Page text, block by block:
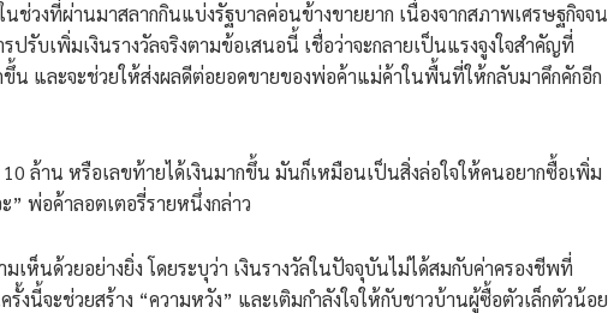
ช่วงที่ผ่านมาสลากกินแบ่งรัฐบาลค่อนข้างขายยาก เนื่องจากสภาพเศรษฐกิจจน
รับเพิ่มเงินรางวัลจริงตามข้อเสนอนี้ เชื่อว่าจะกลายเป็นแรงจูงใจสำคัญที่
น และจะช่วยให้ส่งผลดีต่อยอดขายของพ่อค้าแม่ค้าในพื้นที่ให้กลับมาคึกคักอีก
10 ล้าน หรือเลขท้ายได้เงินมากขึ้น มันก็เหมือนเป็นสิ่งล่อใจให้คนอยากซื้อเพิ่ม
” พ่อค้าลอตเตอรี่รายหนึ่งกล่าว
ห็นด้วยอย่างยิ่ง โดยระบุว่า เงินรางวัลในปัจจุบันไม่ได้สมกับค่าครองชีพที่
นี้จะช่วยสร้าง “ความหวัง” และเติมกำลังใจให้กับชาวบ้านผู้ซื้อตัวเล็กตัวน้อย